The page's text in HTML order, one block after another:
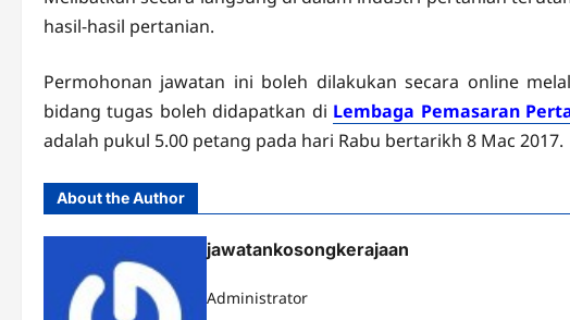
hasil-hasil pertanian.
Permohonan jawatan ini boleh dilakukan secara online
bidang tugas boleh didapatkan di Lembaga Pemasaran
adalah pukul 5.00 petang pada hari Rabu bertarikh 8 Mac 2017.
About the Author
jawatankosongkerajaan
Administrator